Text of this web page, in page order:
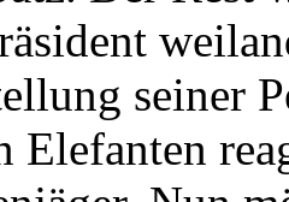
seiner
Elefanten